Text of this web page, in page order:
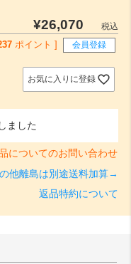
¥26,070
税込
ポイント ] 会員登録
お気に入りに登録
ました
についてのお問い合わせ
他離島は別途送料加算→
返品特約について